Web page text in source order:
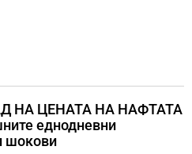
НА ЦЕНАТА НА НАФТАТА
еднодневни
шокови